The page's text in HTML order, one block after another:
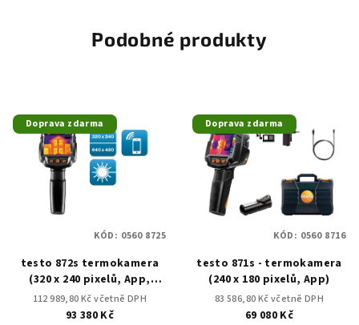
Podobné produkty
Doprava zdarma
testo 872s termokamera
(320 x 240 pixelů, App,
laser)
112 989,80 Kč včetně DPH
93 380 Kč
KÓD: 0560 8725
Doprava zdarma
testo 871s - termokamera
(240 x 180 pixelů, App)
83 586,80 Kč včetně DPH
69 080 Kč
KÓD: 0560 8716